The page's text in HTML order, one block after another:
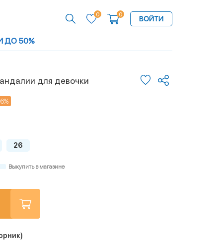
0 0
ВОЙТИ
ДО 50%
для девочки
26
Выкупить в магазине